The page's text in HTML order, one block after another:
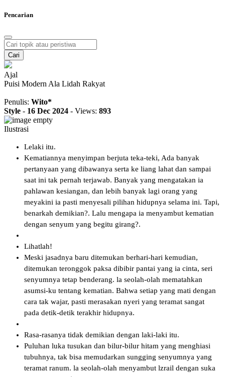
Pencarian
Cari
Ajal
Puisi Modern Ala Lidah Rakyat
Penulis: Wito*
Style - 16 Dec 2024 - Views: 893
Ilustrasi
Lelaki itu.
Kematiannya menyimpan berjuta teka-teki, Ada banyak
pertanyaan yang dibawanya serta ke liang lahat dan sampai
saat ini tak pernah terjawab. Banyak yang mengatakan ia
pahlawan kesiangan, dan lebih banyak lagi orang yang
meyakini ia pasti menyesali pilihan hidupnya selama ini. Tapi,
benarkah demikian?. Lalu mengapa ia menyambut kematian
dengan senyum yang begitu girang?.
Lihatlah!
Meski jasadnya baru ditemukan berhari-hari kemudian,
ditemukan teronggok paksa dibibir pantai yang ia cinta, seri
senyumnya tetap benderang. la seolah-olah mematahkan
asumsi-ku tentang kematian. Bahwa setiap yang mati dengan
cara tak wajar, pasti merasakan nyeri yang teramat sangat
pada detik-detik terakhir hidupnya.
Rasa-rasanya tidak demikian dengan laki-laki itu.
Puluhan luka tusukan dan bilur-bilur hitam yang menghiasi
tubuhnya, tak bisa memudarkan sungging senyumnya yang
teramat ranum. la seolah-olah menyambut lzrail dengan suka